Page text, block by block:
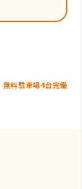
無料駐車場4台完備